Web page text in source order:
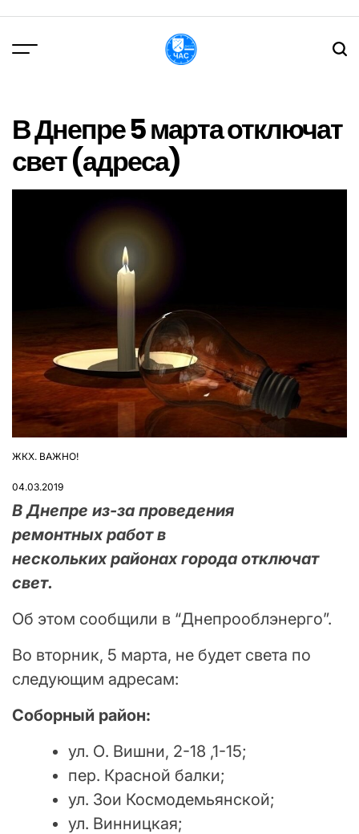
вмісту
В Днепре 5 марта отключат
свет (адреса)
ОПУБЛІКУВАТИ
ЖКХ. ВАЖНО!
04.03.2019
В Днепре из-за проведения
ремонтных работ в
нескольких районах города отключат
свет.
Об этом сообщили в “Днепрооблэнерго”.
Во вторник, 5 марта, не будет света по
следующим адресам:
Соборный район:
ул. О. Вишни, 2-18 ,1-15;
пер. Красной балки;
ул. Зои Космодемьянской;
ул. Винницкая;